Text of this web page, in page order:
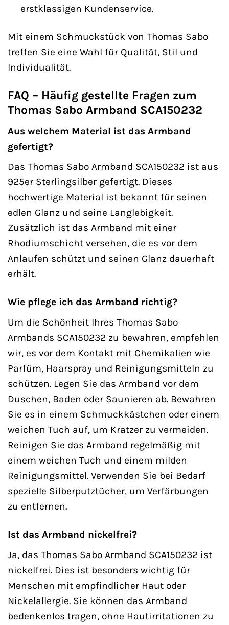
erstklassigen Kundenservice.
Mit einem Schmuckstück von Thomas Sabo
treffen Sie eine Wahl für Qualität, Stil und
Individualität.
FAQ – Häufig gestellte Fragen zum
Thomas Sabo Armband SCA150232
Aus welchem Material ist das Armband
gefertigt?
Das Thomas Sabo Armband SCA150232 ist aus
925er Sterlingsilber gefertigt. Dieses
hochwertige Material ist bekannt für seinen
edlen Glanz und seine Langlebigkeit.
Zusätzlich ist das Armband mit einer
Rhodiumschicht versehen, die es vor dem
Anlaufen schützt und seinen Glanz dauerhaft
erhält.
Wie pflege ich das Armband richtig?
Um die Schönheit Ihres Thomas Sabo
Armbands SCA150232 zu bewahren, empfehlen
wir, es vor dem Kontakt mit Chemikalien wie
Parfüm, Haarspray und Reinigungsmitteln zu
schützen. Legen Sie das Armband vor dem
Duschen, Baden oder Saunieren ab. Bewahren
Sie es in einem Schmuckkästchen oder einem
weichen Tuch auf, um Kratzer zu vermeiden.
Reinigen Sie das Armband regelmäßig mit
einem weichen Tuch und einem milden
Reinigungsmittel. Verwenden Sie bei Bedarf
spezielle Silberputztücher, um Verfärbungen
zu entfernen.
Ist das Armband nickelfrei?
Ja, das Thomas Sabo Armband SCA150232 ist
nickelfrei. Dies ist besonders wichtig für
Menschen mit empfindlicher Haut oder
Nickelallergie. Sie können das Armband
bedenkenlos tragen, ohne Hautirritationen zu